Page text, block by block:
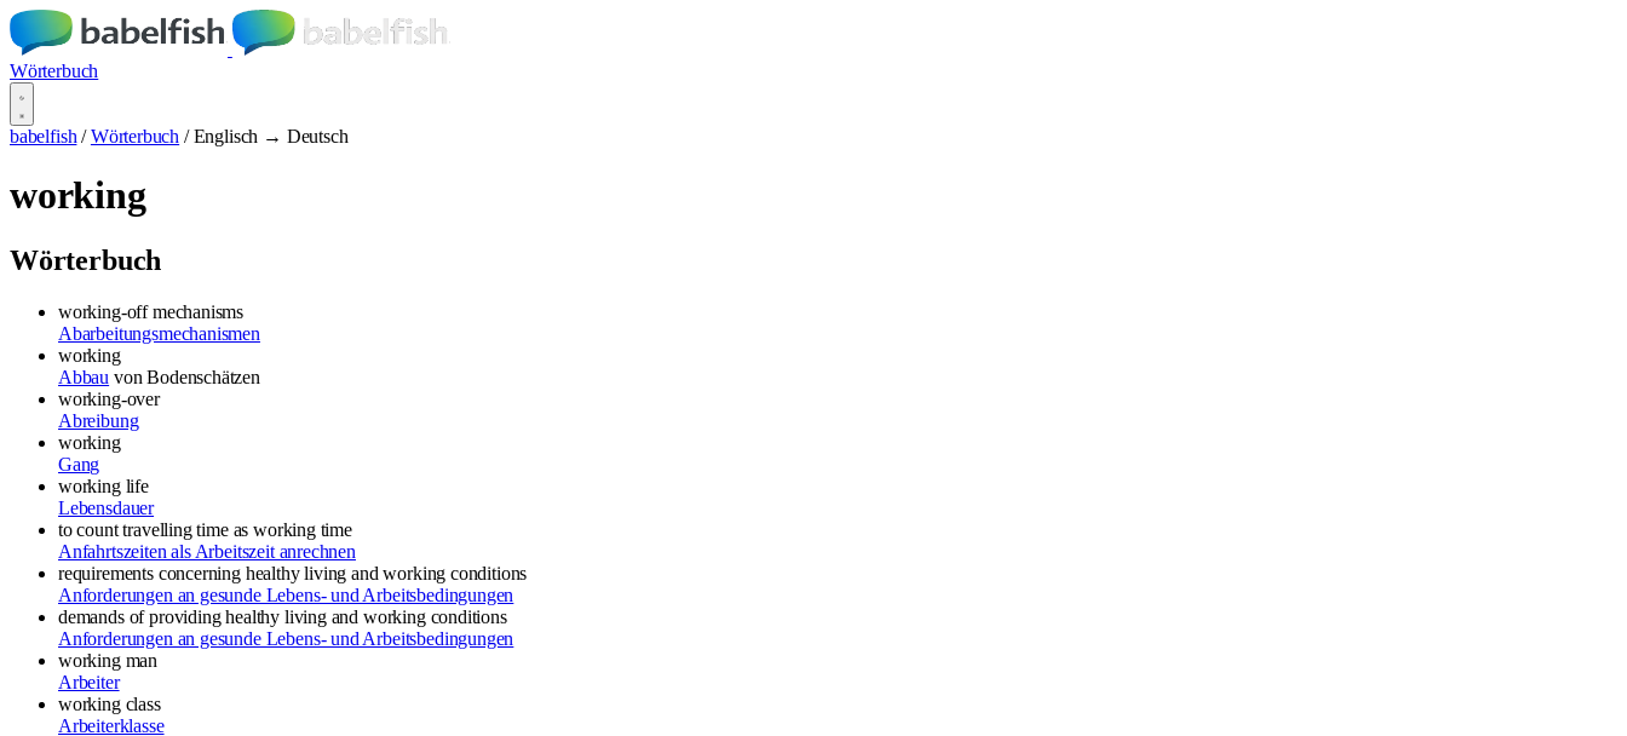
Wörterbuch
babelfish / Wörterbuch / Englisch → Deutsch
working
Wörterbuch
working-off mechanisms
Abarbeitungsmechanismen
working
Abbau von Bodenschätzen
working-over
Abreibung
working
Gang
working life
Lebensdauer
to count travelling time as working time
Anfahrtszeiten als Arbeitszeit anrechnen
requirements concerning healthy living and working conditions
Anforderungen an gesunde Lebens- und Arbeitsbedingungen
demands of providing healthy living and working conditions
Anforderungen an gesunde Lebens- und Arbeitsbedingungen
working man
Arbeiter
working class
Arbeiterklasse